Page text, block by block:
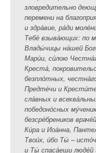
зловредительно
перемени на
и здра́вие, ра́ди
Тебе́ взыва́ющих: по
Влады́чицы на́шей
Мари́и, си́лою
Креста́,
безпло́тных,
Предте́чи и
сла́вных и
победоно́сных
безсре́бреников
Ки́ра и Иоа́нна,
Твои́х, и́бо Ты́ –
и Ты́ спаса́еши люде́й